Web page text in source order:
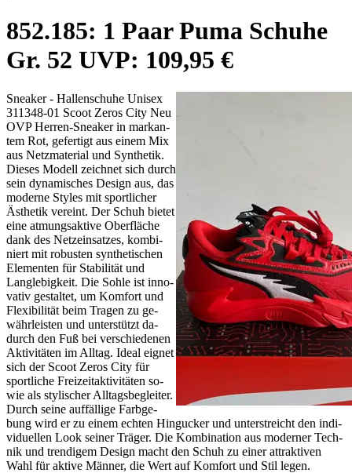
852.185: 1 Paar Pu­ma Schu­he
Gr. 52 UVP: 109,95 €
Snea­ker - Hal­len­schu­he Unisex
311348-01 Scoot Ze­ros Ci­ty Neu
OVP Her­ren-Snea­ker in mar­kan­
tem Rot, ge­fer­tigt aus ei­nem Mix
aus Netz­ma­te­ri­al und Syn­the­tik.
Die­ses Mo­dell zeich­net sich durch
sein dy­na­mi­sches De­sign aus, das
mo­der­ne Sty­les mit sport­li­cher
Äs­the­tik ver­eint. Der Schuh bie­tet
ei­ne at­mungs­ak­ti­ve Ober­flä­che
dank des Netz­ein­sat­zes, kom­bi­
niert mit ro­bus­ten syn­the­ti­schen
Ele­men­ten für Sta­bi­li­tät und
Lang­le­big­keit. Die Soh­le ist in­no­
va­tiv ge­stal­tet, um Kom­fort und
Fle­xi­bi­li­tät beim Tra­gen zu ge­
währ­leis­ten und un­ter­stützt da­
durch den Fuß bei ver­schie­de­nen
Ak­ti­vi­tä­ten im All­tag. Ide­al eig­net
sich der Scoot Ze­ros Ci­ty für
sport­li­che Frei­zeit­ak­ti­vi­tä­ten so­
wie als sty­li­scher All­tags­be­glei­ter.
Durch sei­ne auf­fäl­li­ge Farb­ge­
bung wird er zu ei­nem ech­ten Hin­gu­cker und un­ter­streicht den in­di­
vi­du­el­len Look sei­ner Trä­ger. Die Kom­bi­na­ti­on aus mo­der­ner Tech­
nik und tren­di­gem De­sign macht den Schuh zu ei­ner at­trak­ti­ven
Wahl für ak­ti­ve Män­ner, die Wert auf Kom­fort und Stil le­gen.